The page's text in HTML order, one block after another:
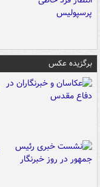
برگزیده عکس